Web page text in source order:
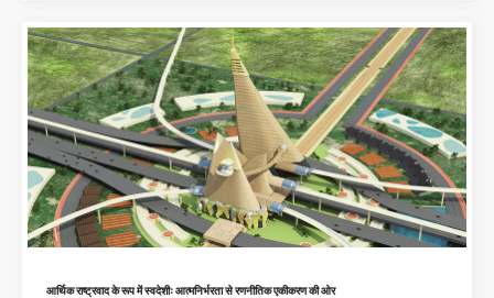
आर्थिक राष्ट्रवाद के रूप में स्वदेशीः आत्मनिर्भरता से रणनीतिक एकीकरण की ओर